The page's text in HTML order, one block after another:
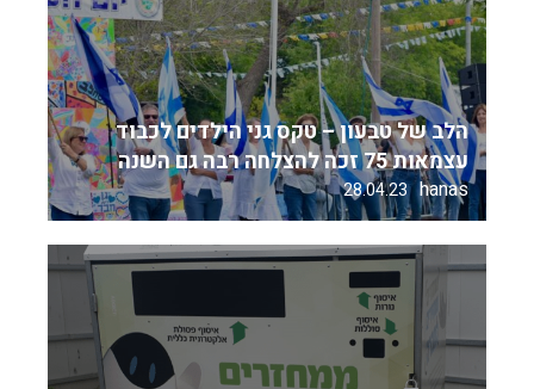
הלב של טבעון – טקס גני הילדים לכבוד
עצמאות 75 זכה להצלחה רבה גם השנה
hanas
28.04.23